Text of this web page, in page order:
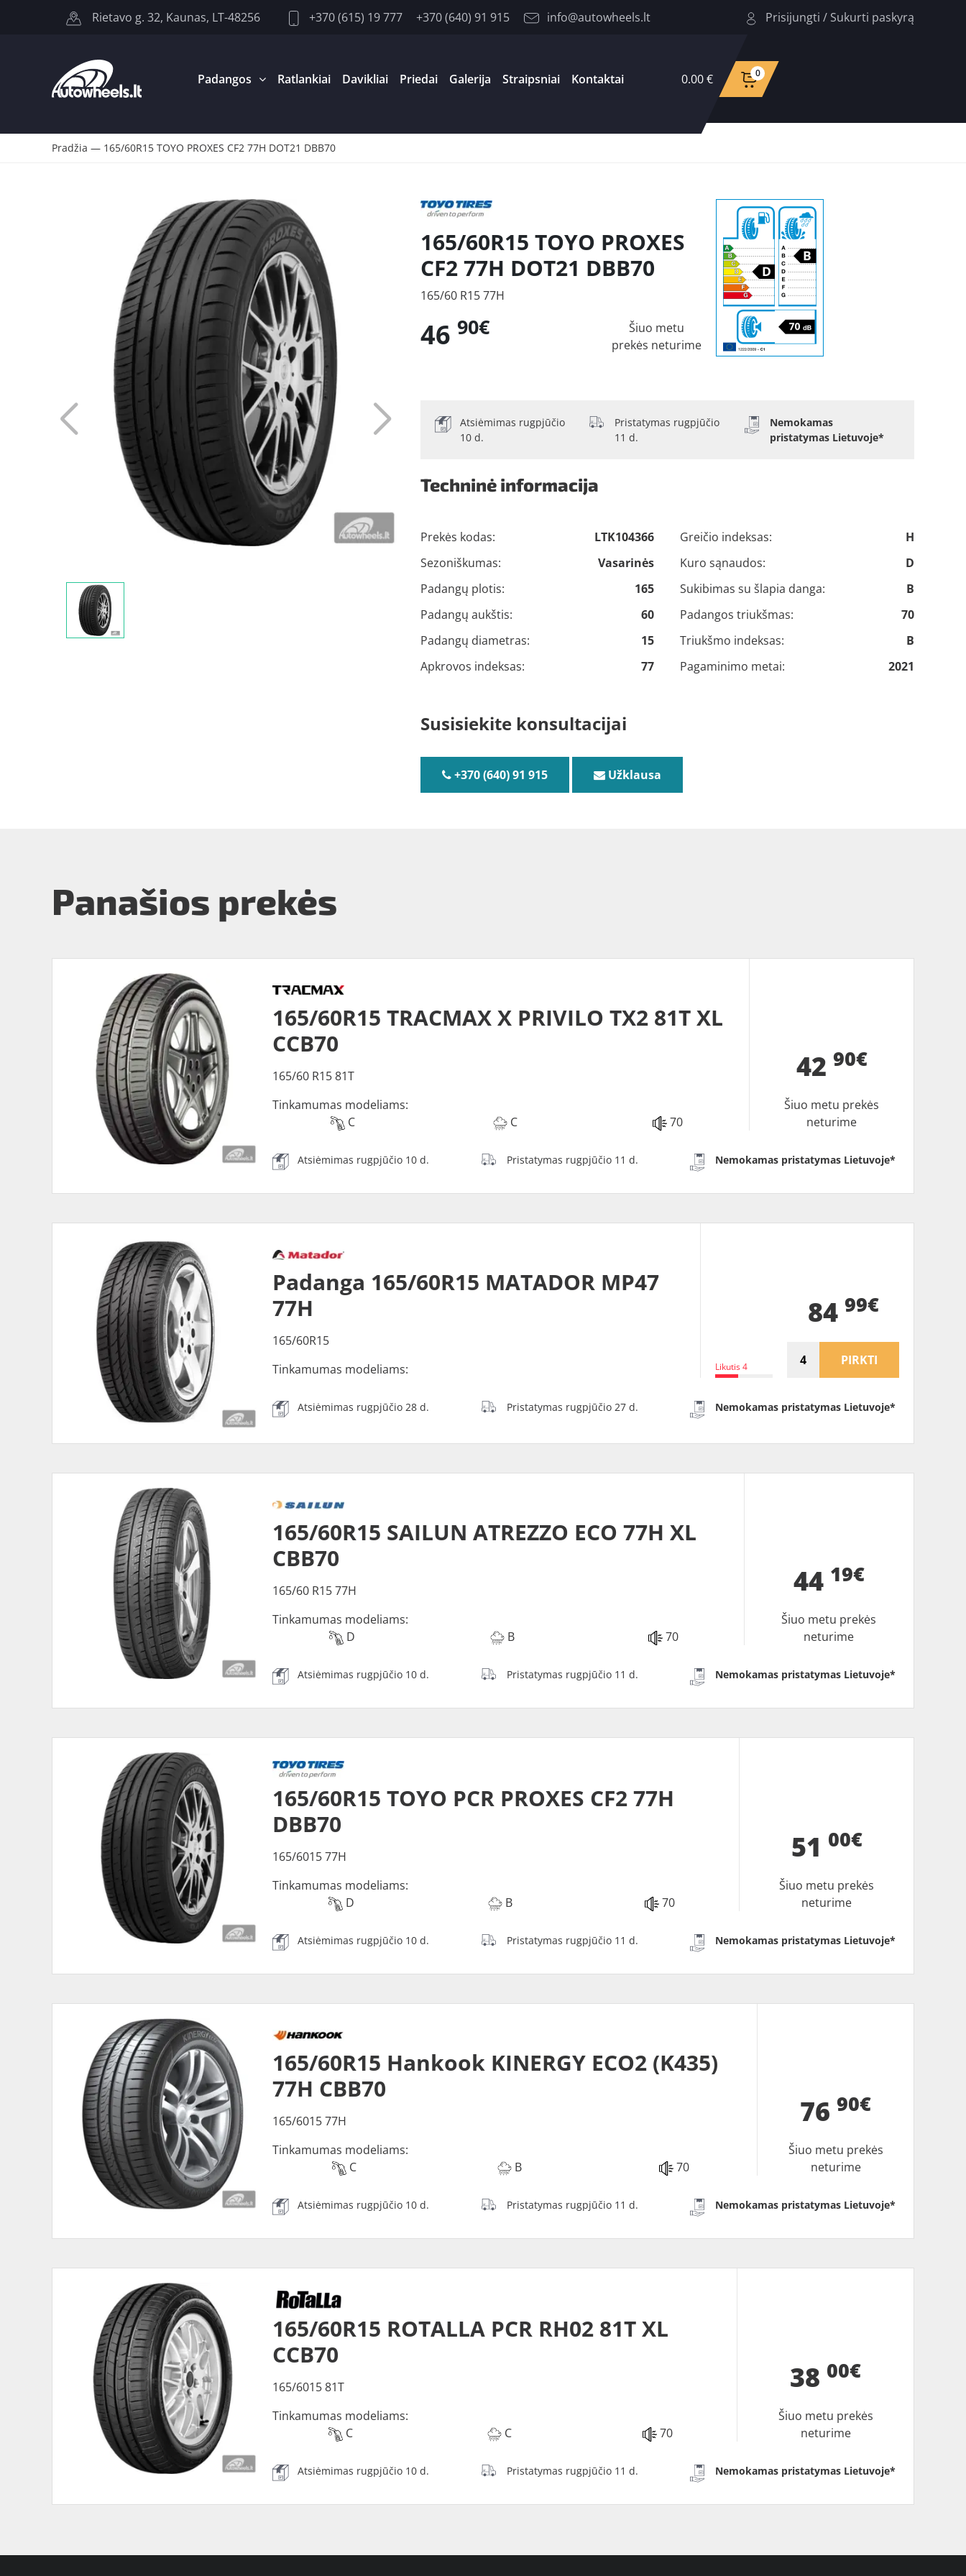
Rietavo g. 32, Kaunas, LT-48256 +370 (615) 19 777 +370 (640) 91 915 info@autowheels.lt Prisijungti / Sukurti paskyrą
Padangos Ratlankiai Davikliai Priedai Galerija Straipsniai Kontaktai 0.00 € 0
Pradžia — 165/60R15 TOYO PROXES CF2 77H DOT21 DBB70
165/60R15 TOYO PROXES
CF2 77H DOT21 DBB70
165/60 R15 77H
46 90€
Šiuo metu
prekės neturime
Atsiėmimas rugpjūčio
10 d.
Pristatymas rugpjūčio
11 d.
Nemokamas
pristatymas Lietuvoje*
Techninė informacija
Prekės kodas:
LTK104366
Sezoniškumas:
Vasarinės
Padangų plotis:
165
Padangų aukštis:
60
Padangų diametras:
15
Apkrovos indeksas:
77
Greičio indeksas:
H
Kuro sąnaudos:
D
Sukibimas su šlapia danga:
B
Padangos triukšmas:
70
Triukšmo indeksas:
B
Pagaminimo metai:
2021
Susisiekite konsultacijai
+370 (640) 91 915 Užklausa
Panašios prekės
165/60R15 TRACMAX X PRIVILO TX2 81T XL
CCB70
165/60 R15 81T
Tinkamumas modeliams:
C
C 70
42 90€
Šiuo metu prekės
neturime
Atsiėmimas rugpjūčio 10 d. Pristatymas rugpjūčio 11 d. Nemokamas pristatymas Lietuvoje*
Padanga 165/60R15 MATADOR MP47
77H
165/60R15
Tinkamumas modeliams:
Likutis 4
84 99€
PIRKTI
Atsiėmimas rugpjūčio 28 d. Pristatymas rugpjūčio 27 d. Nemokamas pristatymas Lietuvoje*
165/60R15 SAILUN ATREZZO ECO 77H XL
CBB70
165/60 R15 77H
Tinkamumas modeliams:
D
B 70
44 19€
Šiuo metu prekės
neturime
Atsiėmimas rugpjūčio 10 d. Pristatymas rugpjūčio 11 d. Nemokamas pristatymas Lietuvoje*
165/60R15 TOYO PCR PROXES CF2 77H
DBB70
165/6015 77H
Tinkamumas modeliams:
D
B 70
51 00€
Šiuo metu prekės
neturime
Atsiėmimas rugpjūčio 10 d. Pristatymas rugpjūčio 11 d. Nemokamas pristatymas Lietuvoje*
165/60R15 Hankook KINERGY ECO2 (K435)
77H CBB70
165/6015 77H
Tinkamumas modeliams:
C
B 70
7690€
Šiuo metu prekės
neturime
Atsiėmimas rugpjūčio 10 d. Pristatymas rugpjūčio 11 d. Nemokamas pristatymas Lietuvoje*
165/60R15 ROTALLA PCR RH02 81T XL
CCB70
165/6015 81T
Tinkamumas modeliams:
C
C 70
38 00€
Šiuo metu prekės
neturime
Atsiėmimas rugpjūčio 10 d. Pristatymas rugpjūčio 11 d. Nemokamas pristatymas Lietuvoje*